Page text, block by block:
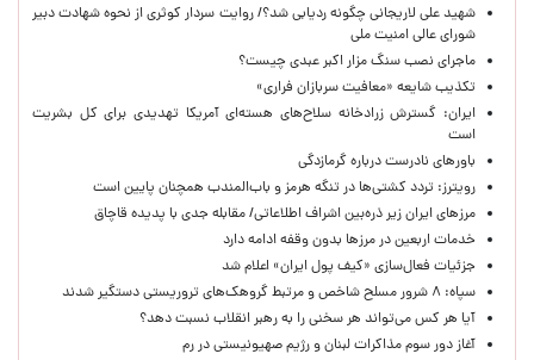
شهید علی لاریجانی چگونه ردیابی شد؟/ روایت سردار کوثری از نحوه شهادت دبیر
شورای عالی امنیت ملی
ماجرای نصب سنگ مزار اکبر عبدی چیست؟
تکذیب شایعه «معافیت سربازان فراری»
ایران: گسترش زرادخانه سلاح‌های هسته‌ای آمریکا تهدیدی برای کل بشریت
است
باورهای نادرست درباره گرمازدگی
رویترز: تردد کشتی‌ها در تنگه هرمز و باب‌المندب همچنان پایین است
مرزهای ایران زیر ذره‌بین اشراف اطلاعاتی/ مقابله جدی با پدیده قاچاق
خدمات اربعین در مرزها بدون وقفه ادامه دارد
جزئیات فعال‌سازی «کیف پول ایران» اعلام شد
سپاه: ۸ شرور مسلح شاخص و مرتبط گروهک‌های تروریستی دستگیر شدند
آیا هر کس می‌تواند هر سخنی را به رهبر انقلاب نسبت دهد؟
آغاز دور سوم مذاکرات لبنان و رژیم صهیونیستی در رم